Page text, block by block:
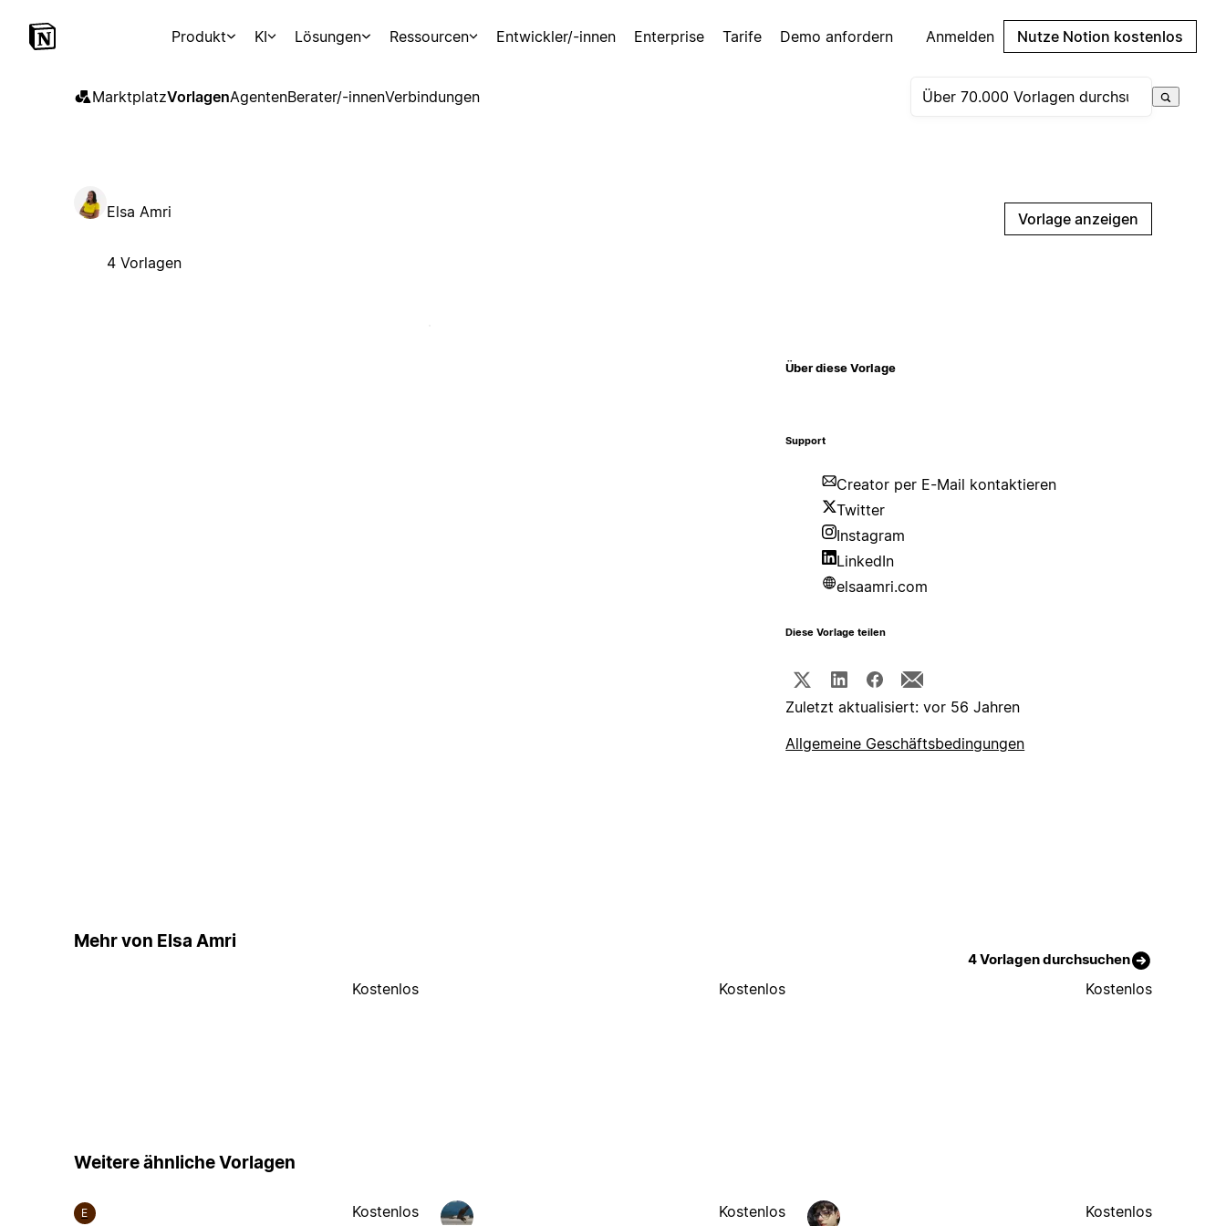
Produkt KI Lösungen Ressourcen Entwickler/-innen Enterprise Tarife Demo anfordern Anmelden Nutze Notion kostenlos
MarktplatzVorlagenAgentenBerater/-innenVerbindungen
Elsa Amri
4 Vorlagen
Vorlage anzeigen
Über diese Vorlage
Support
Creator per E-Mail kontaktieren
Twitter
Instagram
LinkedIn
elsaamri.com
Diese Vorlage teilen
Zuletzt aktualisiert: vor 56 Jahren
Allgemeine Geschäftsbedingungen
Mehr von Elsa Amri
4 Vorlagen durchsuchen
Kostenlos Kostenlos Kostenlos
Weitere ähnliche Vorlagen
E Kostenlos Kostenlos Kostenlos